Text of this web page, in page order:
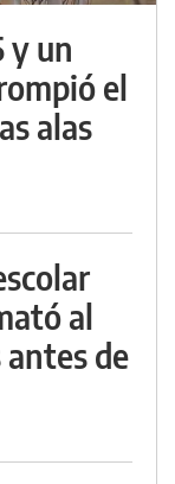
y un
el
alas
al
antes de